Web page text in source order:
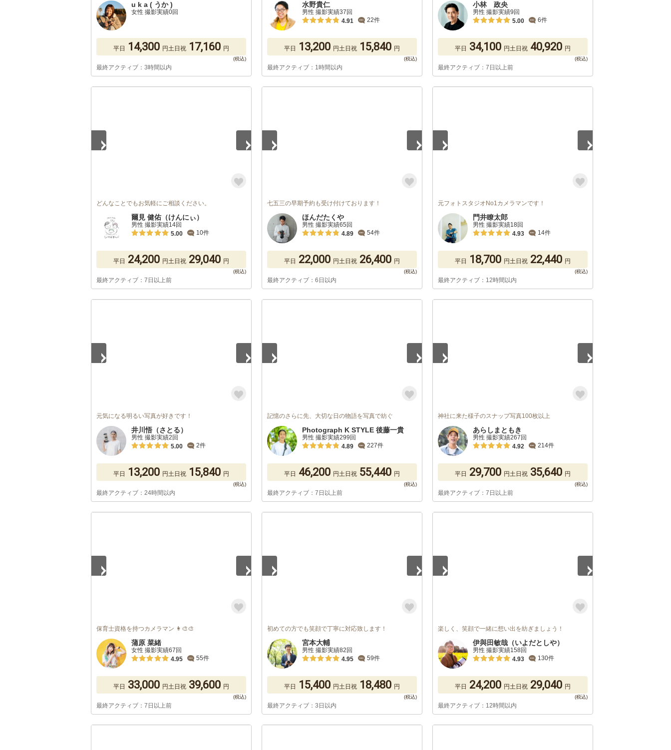
u k a ( うか )
女性 撮影実績0回
平日 14,300 円土日祝 17,160 円
最終アクティブ：3時間以内
水野貴仁
男性 撮影実績37回
4.91
22件
平日 13,200 円土日祝 15,840 円
最終アクティブ：1時間以内
小林 政央
男性 撮影実績9回
5.00
6件
平日 34,100 円土日祝 40,920 円
最終アクティブ：7日以上前
どんなことでもお気軽にご相談ください。
爾見 健佑（けんにぃ）
男性 撮影実績14回
5.00
10件
平日 24,200 円土日祝 29,040 円
最終アクティブ：7日以上前
七五三の早期予約も受け付けております！
ほんだたくや
男性 撮影実績65回
4.89
54件
平日 22,000 円土日祝 26,400 円
最終アクティブ：6日以内
元フォトスタジオNo1カメラマンです！
門井瞭太郎
男性 撮影実績18回
4.93
14件
平日 18,700 円土日祝 22,440 円
最終アクティブ：12時間以内
元気になる明るい写真が好きです！
井川悟（さとる）
男性 撮影実績2回
5.00
2件
平日 13,200 円土日祝 15,840 円
最終アクティブ：24時間以内
記憶のさらに先、大切な日の物語を写真で紡ぐ
Photograph K STYLE 後藤一貴
男性 撮影実績299回
4.89
227件
平日 46,200 円土日祝 55,440 円
最終アクティブ：7日以上前
神社に来た様子のスナップ写真100枚以上
あらしまともき
男性 撮影実績267回
4.92
214件
平日 29,700 円土日祝 35,640 円
最終アクティブ：7日以上前
保育士資格を持つカメラマン 👩‍🎨🎨
蒲原 菜緒
女性 撮影実績67回
4.95
55件
平日 33,000 円土日祝 39,600 円
最終アクティブ：7日以上前
初めての方でも笑顔で丁寧に対応致します！
宮本大輔
男性 撮影実績82回
4.95
59件
平日 15,400 円土日祝 18,480 円
最終アクティブ：3日以内
楽しく、笑顔で一緒に想い出を紡ぎましょう！
伊與田敏哉（いよだとしや）
男性 撮影実績158回
4.93
130件
平日 24,200 円土日祝 29,040 円
最終アクティブ：12時間以内